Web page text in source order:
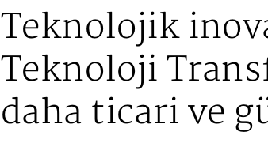
Teknolojik
Teknoloji
daha ticari ve